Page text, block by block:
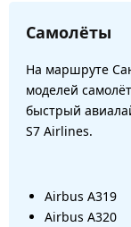
Самолёты
На маршруте
моделей
быстрый
S7 Airlines.
Airbus A319
Airbus A320